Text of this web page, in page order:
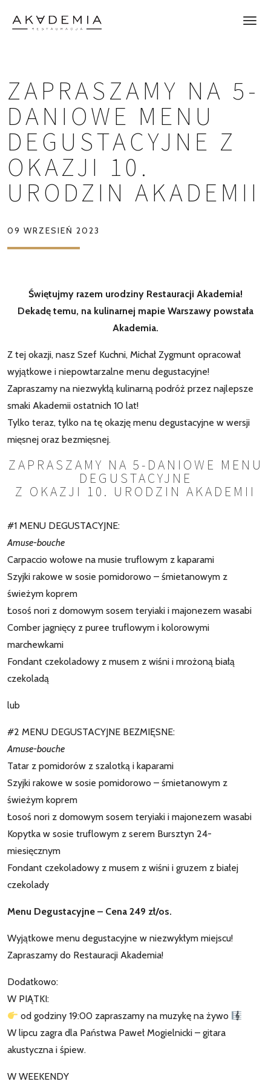
ZAPRASZAMY NA 5-
DANIOWE MENU
DEGUSTACYJNE Z
OKAZJI 10.
URODZIN AKADEMII
09 WRZESIEŃ 2023
Świętujmy razem urodziny Restauracji Akademia!
Dekadę temu, na kulinarnej mapie Warszawy powstała
Akademia.
Z tej okazji, nasz Szef Kuchni, Michał Zygmunt opracował
wyjątkowe i niepowtarzalne menu degustacyjne!
Zapraszamy na niezwykłą kulinarną podróż przez najlepsze
smaki Akademii ostatnich 10 lat!
Tylko teraz, tylko na tę okazję menu degustacyjne w wersji
mięsnej oraz bezmięsnej.
ZAPRASZAMY NA 5-DANIOWE MENU
DEGUSTACYJNE
Z OKAZJI 10. URODZIN AKADEMII
#1 MENU DEGUSTACYJNE:
Amuse-bouche
Carpaccio wołowe na musie truflowym z kaparami
Szyjki rakowe w sosie pomidorowo – śmietanowym z
świeżym koprem
Łosoś nori z domowym sosem teryiaki i majonezem wasabi
Comber jagnięcy z puree truflowym i kolorowymi
marchewkami
Fondant czekoladowy z musem z wiśni i mrożoną białą
czekoladą
lub
#2 MENU DEGUSTACYJNE BEZMIĘSNE:
Amuse-bouche
Tatar z pomidorów z szalotką i kaparami
Szyjki rakowe w sosie pomidorowo – śmietanowym z
świeżym koprem
Łosoś nori z domowym sosem teryiaki i majonezem wasabi
Kopytka w sosie truflowym z serem Bursztyn 24-
miesięcznym
Fondant czekoladowy z musem z wiśni i gruzem z białej
czekolady
Menu Degustacyjne – Cena 249 zł/os.
Wyjątkowe menu degustacyjne w niezwykłym miejscu!
Zapraszamy do Restauracji Akademia!
Dodatkowo:
W PIĄTKI:
od godziny 19:00 zapraszamy na muzykę na żywo
W lipcu zagra dla Państwa Paweł Mogielnicki – gitara
akustyczna i śpiew.
W WEEKENDY